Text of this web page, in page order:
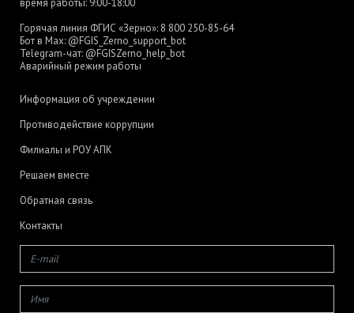
время работы: 9:00-18:00
Горячая линия ФГИС «Зерно»: 8 800 250-85-64
Бот в Max: @FGIS_Zerno_support_bot
Telegram-чат: @FGISZerno_help_bot
Аварийный режим работы
Информация об учреждении
Противодействие коррупции
Филиалы и РОУ АПК
Решаем вместе
Обратная связь
Контакты